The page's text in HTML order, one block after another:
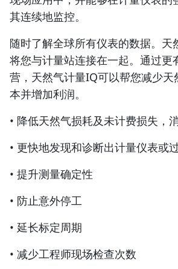
其连续地监控。
随时了解全球所有仪表的数据。天
将您与计量站连接在一起。通过更
营，天然气计量IQ可以帮您减少
本并增加利润。
• 降低天然气损耗及未计费损失，
• 更快地发现和诊断出计量仪表或
• 提升测量确定性
• 防止意外停工
• 延长标定周期
• 减少工程师现场检查次数